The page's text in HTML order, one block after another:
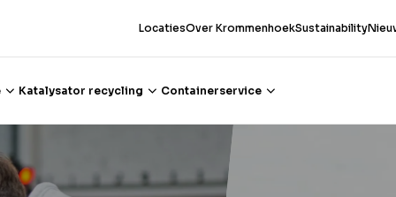
LocatiesOver KrommenhoekSustainability
Katalysator recycling Containerservice